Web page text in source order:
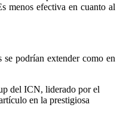
menos efectiva en cuanto al
se podrían extender como en
del ICN, liderado por el
en la prestigiosa